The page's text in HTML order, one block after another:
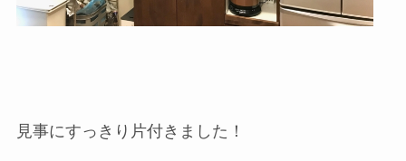
見事にすっきり片付きました！